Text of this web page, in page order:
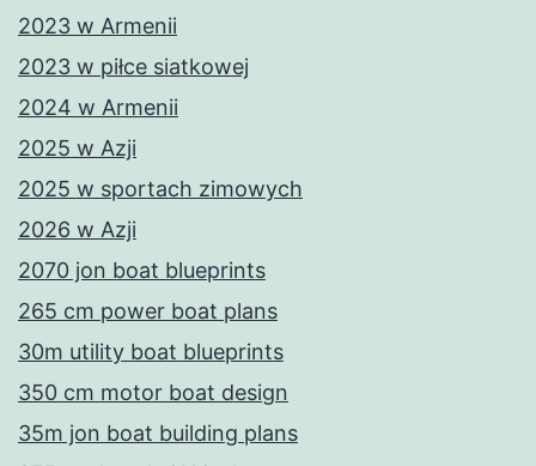
2023 w Armenii
2023 w piłce siatkowej
2024 w Armenii
2025 w Azji
2025 w sportach zimowych
2026 w Azji
2070 jon boat blueprints
265 cm power boat plans
30m utility boat blueprints
350 cm motor boat design
35m jon boat building plans